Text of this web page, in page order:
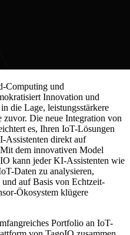
Computing und
Innovation und
die Lage, leistungsstärkere
Die neue Integration von
es, Ihren IoT-Lösungen
Assistenten direkt auf
dem innovativen Model
kann jeder KI-Assistenten wie
Daten zu analysieren,
auf Basis von Echtzeit-
Ökosystem klügere
Portfolio an IoT-